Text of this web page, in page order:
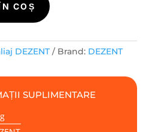
COȘ
DEZENT Brand: DEZENT
SUPLIMENTARE